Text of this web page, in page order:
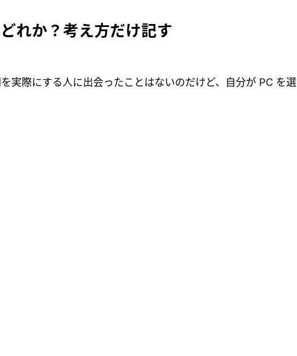
れか？考え方だけ記す
実際にする人に出会ったことはないのだけど、自分が PC を選